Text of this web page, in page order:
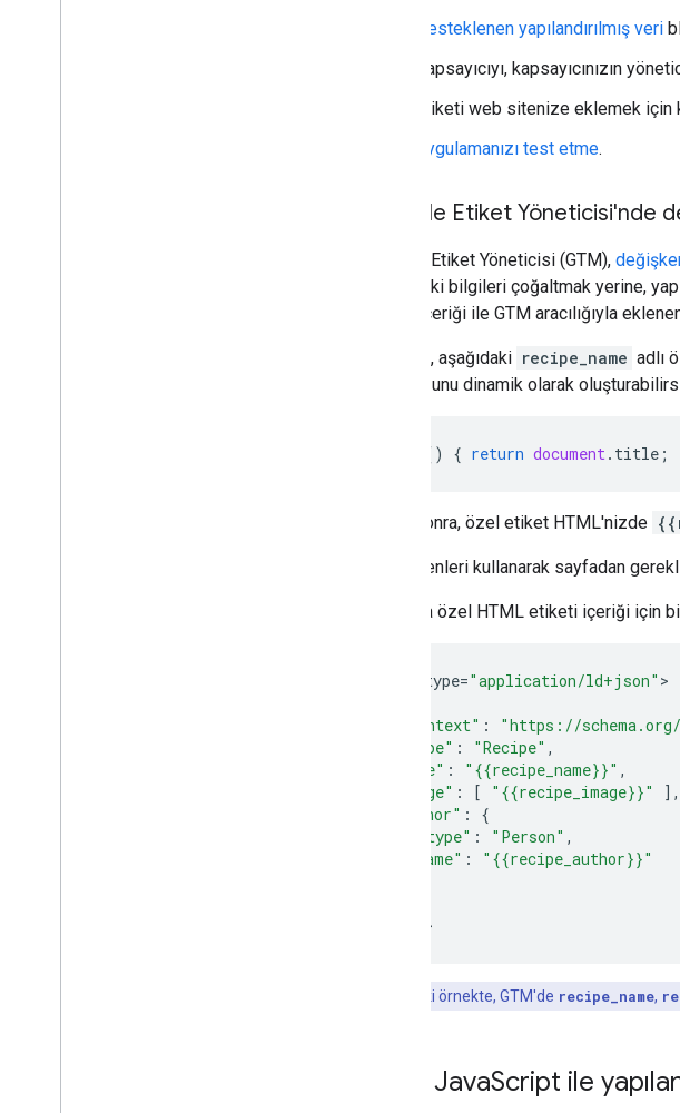
Desteklenen yapılandırılmış veri
Kapsayıcıyı, kapsayıcınızın
Etiketi web sitenize eklemek için
Uygulamanızı test etme.
Google Etiket Yöneticisi'nde
Google Etiket Yöneticisi (GTM),
GTM'deki bilgileri çoğaltmak yerine,
sayfa içeriği ile GTM aracılığıyla
Örneğin, aşağıdaki recipe_name adlı
LD bloğunu dinamik olarak
() { return document. title ;
Daha sonra, özel etiket HTML'nizde
Değişkenleri kullanarak sayfadan
Aşağıda özel HTML etiketi içeriği için
type="application/ld+json"
"@context" : "https://
"@type" : "Recipe" ,
"name" : "{{recipe_name}}" ,
"image" : [ "{{recipe_image}}"
],
"author" :
{
"@type" : "Person" ,
"name" :
"{{recipe_author}}"
>
Önceki örnekte, GTM'de recipe_name,
Özel JavaScript ile